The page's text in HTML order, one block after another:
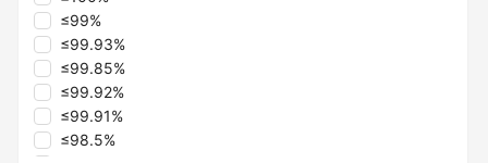
≤99%
≤99.93%
≤99.85%
≤99.92%
≤99.91%
≤98.5%